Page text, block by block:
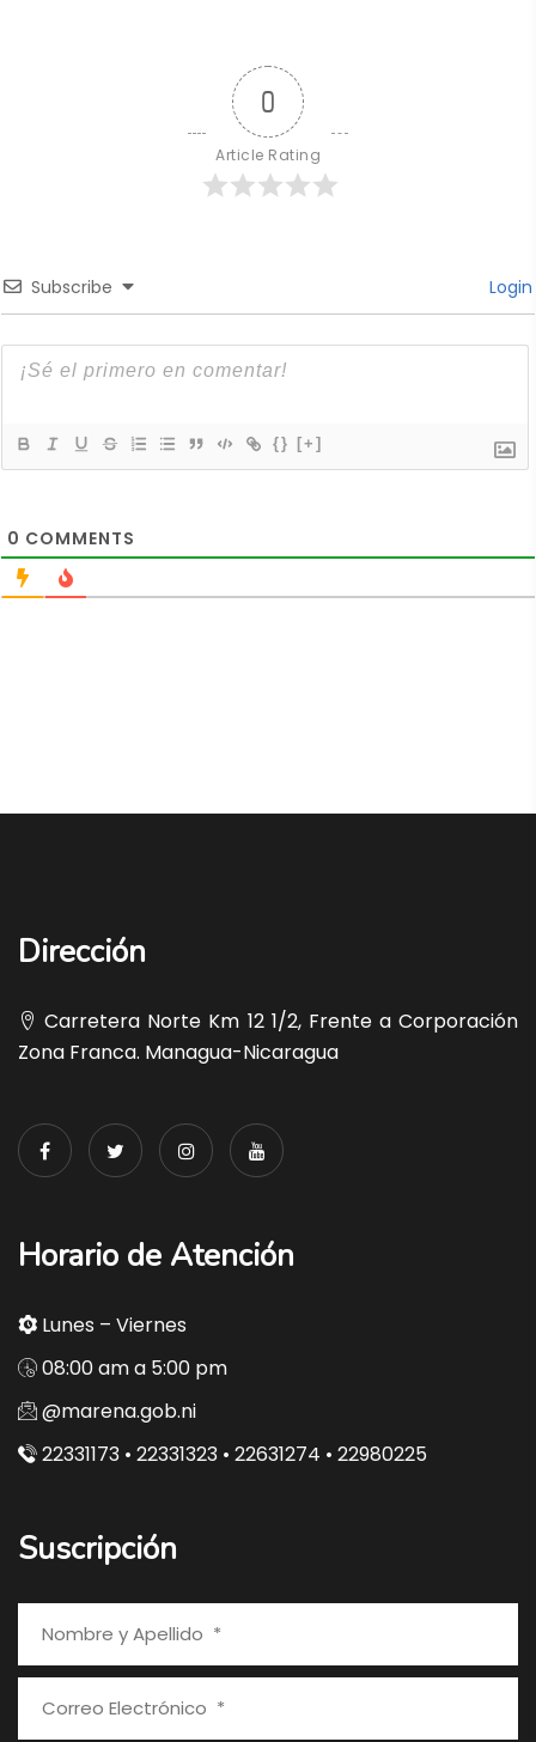
0
Article Rating
Subscribe Login
{} [+]
0 COMMENTS
Dirección
Carretera Norte Km 12 1/2, Frente a Corporación
Zona Franca. Managua-Nicaragua
Horario de Atención
Lunes – Viernes
08:00 am a 5:00 pm
@marena.gob.ni
22331173 • 22331323 • 22631274 • 22980225
Suscripción